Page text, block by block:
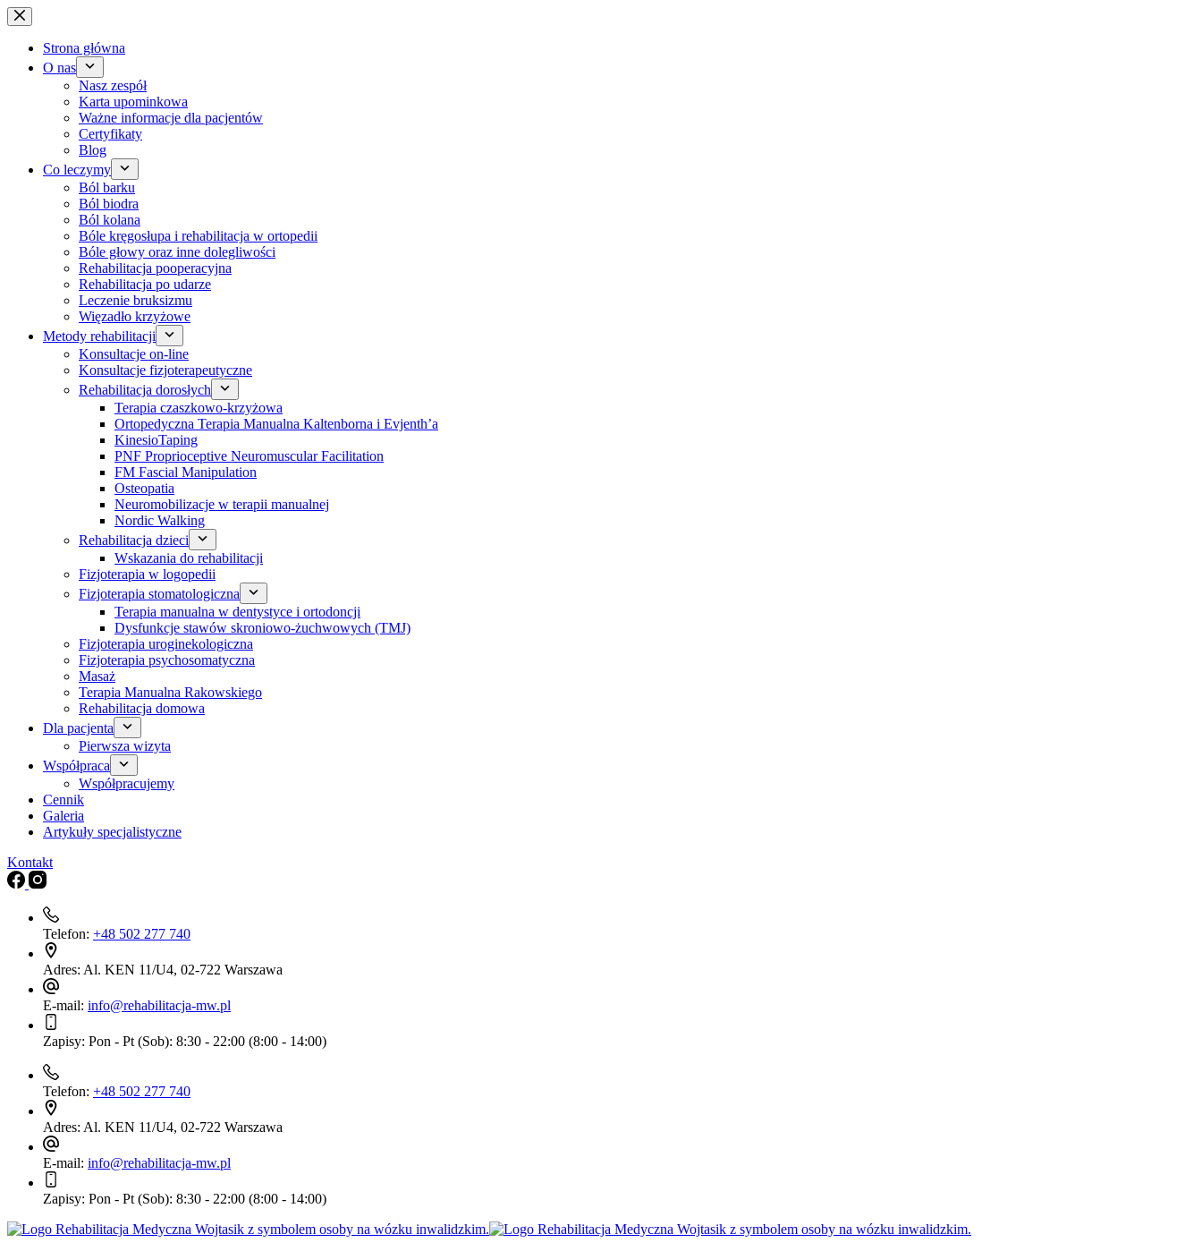
Przejdź
do
treści
Strona główna
O nas
Nasz zespół
Karta upominkowa
Ważne informacje dla pacjentów
Certyfikaty
Blog
Co leczymy
Ból barku
Ból biodra
Ból kolana
Bóle kręgosłupa i rehabilitacja w ortopedii
Bóle głowy oraz inne dolegliwości
Rehabilitacja pooperacyjna
Rehabilitacja po udarze
Leczenie bruksizmu
Więzadło krzyżowe
Metody rehabilitacji
Konsultacje on-line
Konsultacje fizjoterapeutyczne
Rehabilitacja dorosłych
Terapia czaszkowo-krzyżowa
Ortopedyczna Terapia Manualna Kaltenborna i Evjenth’a
KinesioTaping
PNF Proprioceptive Neuromuscular Facilitation
FM Fascial Manipulation
Osteopatia
Neuromobilizacje w terapii manualnej
Nordic Walking
Rehabilitacja dzieci
Wskazania do rehabilitacji
Fizjoterapia w logopedii
Fizjoterapia stomatologiczna
Terapia manualna w dentystyce i ortodoncji
Dysfunkcje stawów skroniowo-żuchwowych (TMJ)
Fizjoterapia uroginekologiczna
Fizjoterapia psychosomatyczna
Masaż
Terapia Manualna Rakowskiego
Rehabilitacja domowa
Dla pacjenta
Pierwsza wizyta
Współpraca
Współpracujemy
Cennik
Galeria
Artykuły specjalistyczne
Kontakt
Telefon: +48 502 277 740
Adres: Al. KEN 11/U4, 02-722 Warszawa
E-mail: info@rehabilitacja-mw.pl
Zapisy: Pon - Pt (Sob): 8:30 - 22:00 (8:00 - 14:00)
Telefon: +48 502 277 740
Adres: Al. KEN 11/U4, 02-722 Warszawa
E-mail: info@rehabilitacja-mw.pl
Zapisy: Pon - Pt (Sob): 8:30 - 22:00 (8:00 - 14:00)